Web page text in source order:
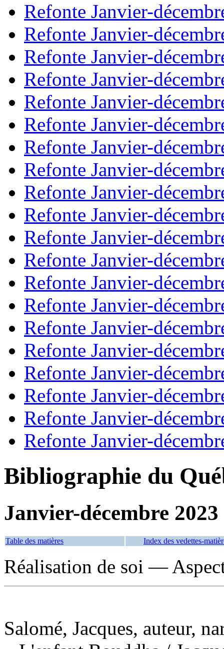
Refonte Janvier-
Refonte Janvier-
Refonte Janvier-
Refonte Janvier-
Refonte Janvier-
Refonte Janvier-
Refonte Janvier-
Refonte Janvier-
Refonte Janvier-
Refonte Janvier-
Refonte Janvier-
Refonte Janvier-
Refonte Janvier-
Refonte Janvier-
Refonte Janvier-
Refonte Janvier-
Refonte Janvier-
Refonte Janvier-
Refonte Janvier-
Refonte Janvier-
Bibliographie du
Janvier-décembre 2023
Table des matières Index des vedettes-
Réalisation de soi —
Salomé, Jacques, auteur,